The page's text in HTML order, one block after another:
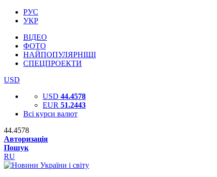
РУС
УКР
ВІДЕО
ФОТО
НАЙПОПУЛЯРНІШІ
СПЕЦПРОЕКТИ
USD
USD 44.4578
EUR 51.2443
Всі курси валют
44.4578
Авторизація
Пошук
RU